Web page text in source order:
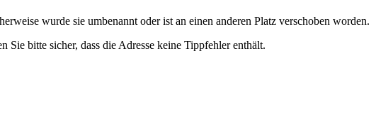
wurde sie umbenannt oder ist an einen anderen Platz verschoben worden.
Sie bitte sicher, dass die Adresse keine Tippfehler enthält.